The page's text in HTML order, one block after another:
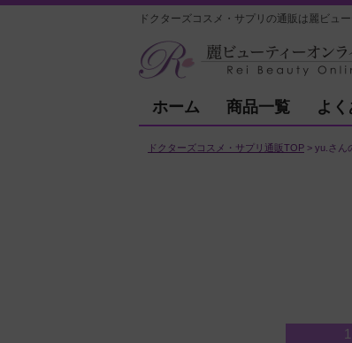
ドクターズコスメ・サプリの通販は麗ビュ
ホーム 商品一覧 よ
ドクターズコスメ・サプリ通販TOP yu.さん
1